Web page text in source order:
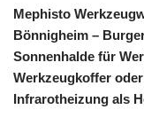
Mephisto
Bönnigheim –
Sonnenhalde für
Werkzeugkoffer
Infrarotheizung als